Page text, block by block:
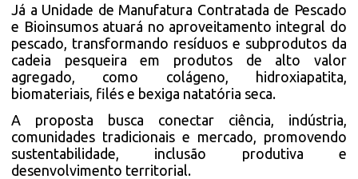
Já a Unidade de Manufatura Contratada de Pescado
e Bioinsumos atuará no aproveitamento integral do
pescado, transformando resíduos e subprodutos da
cadeia pesqueira em produtos de alto valor
agregado, como colágeno, hidroxiapatita,
biomateriais, filés e bexiga natatória seca.
A proposta busca conectar ciência, indústria,
comunidades tradicionais e mercado, promovendo
sustentabilidade, inclusão produtiva e
desenvolvimento territorial.